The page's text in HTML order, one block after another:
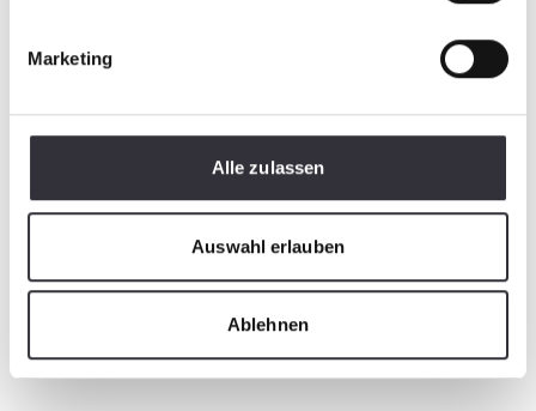
Marketing
Alle zulassen
Auswahl erlauben
Ablehnen